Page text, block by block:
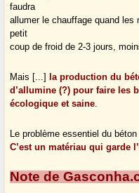
faudra
allumer le chauffage quand
petit
coup de froid de 2-3 jours,
Mais [...]
la production du
d’allumine (?) pour faire les
écologique et saine.
Le problème essentiel du
C’est un matériau qui garde
Note de